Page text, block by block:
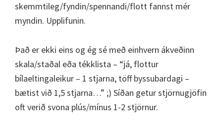
skemmtileg/fyndin/spennandi/flott fannst mér
myndin. Upplifunin.
Það er ekki eins og ég sé með einhvern ákveðinn
skala/staðal eða tékklista – “já, flottur
bílaeltingaleikur – 1 stjarna, töff byssubardagi –
bætist við 1,5 stjarna…” ;) Síðan getur stjörnugjöfin
oft verið svona plús/mínus 1-2 stjörnur.